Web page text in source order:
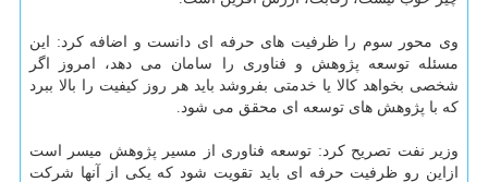
وی محور سوم را ظرفیت های حرفه ای دانست و اضافه کرد: این
مسئله توسعه پژوهش و فناوری را سامان می دهد، امروز اگر
شخصی بخواهد کالا یا خدمتی بفروشد باید هر روز کیفیت را بالا ببرد
که با پژوهش های توسعه ای محقق می شود.
وزیر نفت تصریح کرد: توسعه فناوری از مسیر پژوهش میسر است
ازاین رو ظرفیت حرفه ای باید تقویت شود که یکی از آنها شرکت